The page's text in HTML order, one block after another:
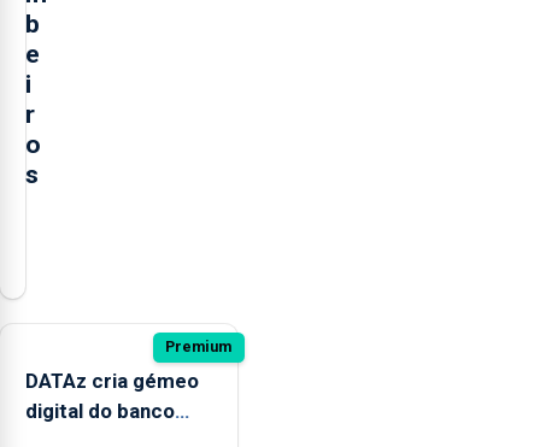
b
e
i
r
o
s
de
Ponta
Premium
DATAz cria gémeo
digital do banco